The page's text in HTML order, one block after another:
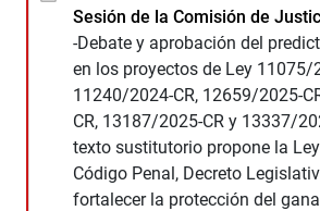
Sesión de la Comisión de
-Debate y aprobación del
en los proyectos de Ley 11075/
11240/2024-CR, 12659/2025-
CR, 13187/2025-CR y 13337/
texto sustitutorio propone la
Código Penal, Decreto
fortalecer la protección del